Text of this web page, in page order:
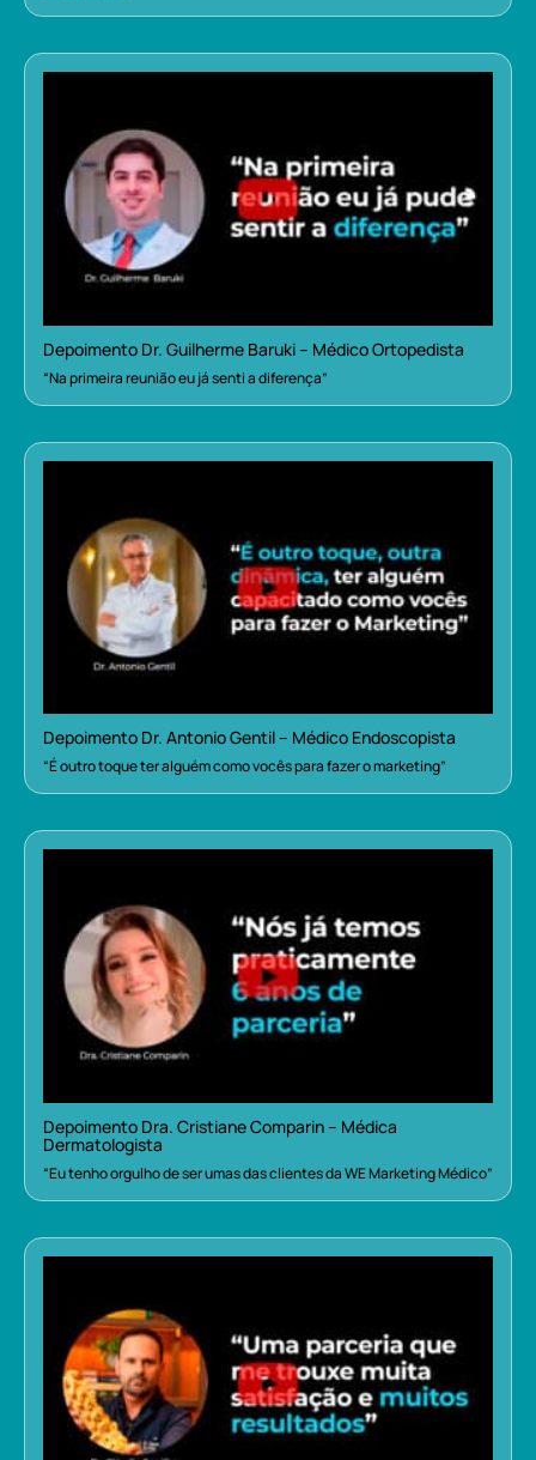
Depoimento Dr. Guilherme Baruki – Médico Ortopedista
“Na primeira reunião eu já senti a diferença”
Depoimento Dr. Antonio Gentil – Médico Endoscopista
“É outro toque ter alguém como vocês para fazer o marketing”
Depoimento Dra. Cristiane Comparin – Médica
Dermatologista
“Eu tenho orgulho de ser umas das clientes da WE Marketing Médico”